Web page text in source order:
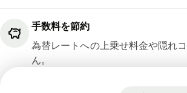
手数料を節約
為替レートへの上乗せ料金や隠れ
ん。